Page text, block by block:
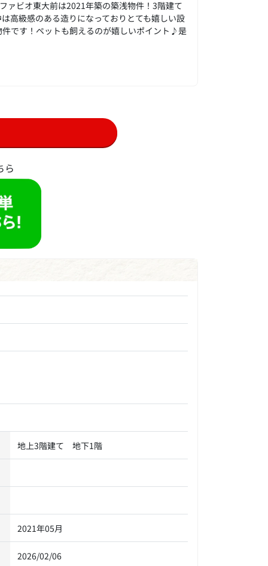
ァビオ東大前は2021年築の築浅物件！3階建て
高級感のある造りになっておりとても嬉しい設
です！ペットも飼えるのが嬉しいポイント♪是
ら
地上3階建て 地下1階
2021年05月
2026/02/06